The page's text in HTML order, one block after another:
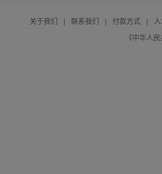
关于我们 | 联系我们 | 付款方式 |
《中华人